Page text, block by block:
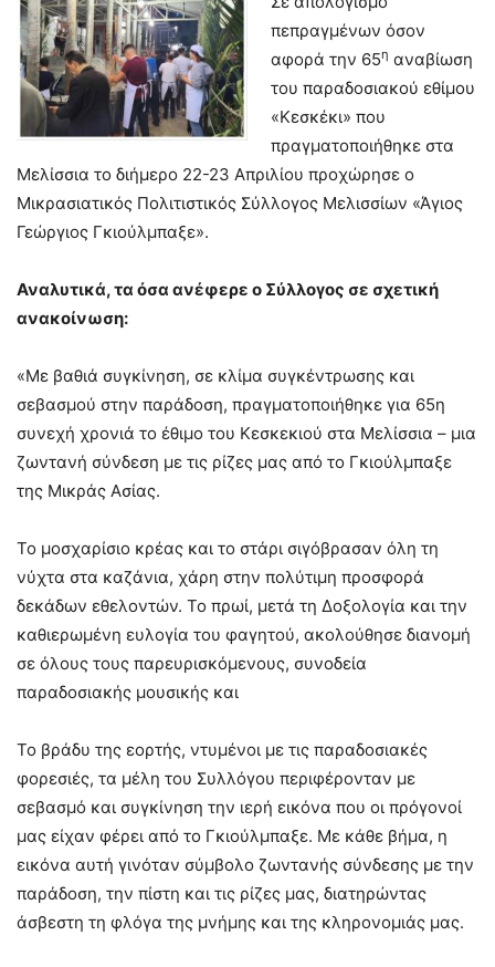
πεπραγμένων όσον
αφορά την 65η αναβίωση
του παραδοσιακού εθίμου
«Κεσκέκι» που
πραγματοποιήθηκε στα
Μελίσσια το διήμερο 22-23 Απριλίου προχώρησε ο
Μικρασιατικός Πολιτιστικός Σύλλογος Μελισσίων «Άγιος
Γεώργιος Γκιούλμπαξε».
Αναλυτικά, τα όσα ανέφερε ο Σύλλογος σε σχετική
ανακοίνωση:
«Με βαθιά συγκίνηση, σε κλίμα συγκέντρωσης και
σεβασμού στην παράδοση, πραγματοποιήθηκε για 65η
συνεχή χρονιά το έθιμο του Κεσκεκιού στα Μελίσσια – μια
ζωντανή σύνδεση με τις ρίζες μας από το Γκιούλμπαξε
της Μικράς Ασίας.
Το μοσχαρίσιο κρέας και το στάρι σιγόβρασαν όλη τη
νύχτα στα καζάνια, χάρη στην πολύτιμη προσφορά
δεκάδων εθελοντών. Το πρωί, μετά τη Δοξολογία και την
καθιερωμένη ευλογία του φαγητού, ακολούθησε διανομή
σε όλους τους παρευρισκόμενους, συνοδεία
παραδοσιακής μουσικής και
Το βράδυ της εορτής, ντυμένοι με τις παραδοσιακές
φορεσιές, τα μέλη του Συλλόγου περιφέρονταν με
σεβασμό και συγκίνηση την ιερή εικόνα που οι πρόγονοί
μας είχαν φέρει από το Γκιούλμπαξε. Με κάθε βήμα, η
εικόνα αυτή γινόταν σύμβολο ζωντανής σύνδεσης με την
παράδοση, την πίστη και τις ρίζες μας, διατηρώντας
άσβεστη τη φλόγα της μνήμης και της κληρονομιάς μας.